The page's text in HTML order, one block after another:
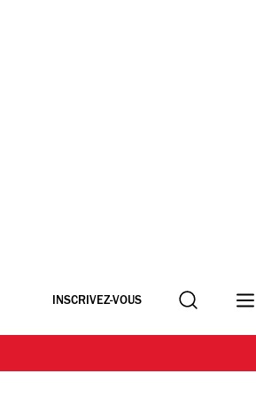
INSCRIVEZ-VOUS Recherche